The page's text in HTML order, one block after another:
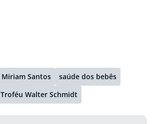
Miriam Santos
saúde dos bebês
Troféu Walter Schmidt